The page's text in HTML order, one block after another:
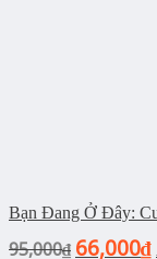
Bạn Đang Ở Đây:
95,000₫ 66,000₫